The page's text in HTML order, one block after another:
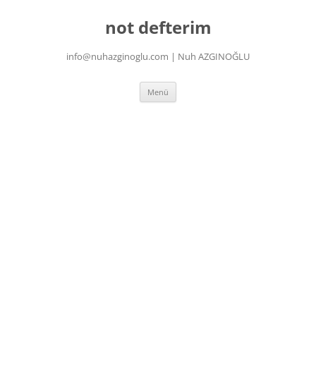
not defterim
info@nuhazginoglu.com | Nuh AZGINOĞLU
Menü